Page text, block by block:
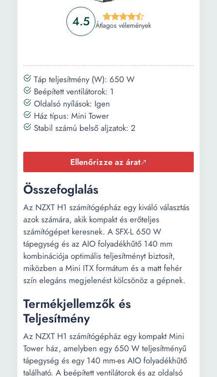
4.5 Átlagos vélemények
Táp teljesítmény (W): 650 W
Beépített ventilátorok: 1
Oldalsó nyílások: Igen
Ház típus: Mini Tower
Stabil számú belső aljzatok: 2
Ellenőrizze az árat
Összefoglalás
Az NZXT H1 számítógépház egy kiváló választás
azok számára, akik kompakt és erőteljes
számítógépet keresnek. A SFX-L 650 W
tápegység és az AIO folyadékhűtő 140 mm
kombinációja optimális teljesítményt biztosít,
miközben a Mini ITX formátum és a matt fehér
szín elegáns megjelenést kölcsönöz a gépnek.
Termékjellemzők és
Teljesítmény
Az NZXT H1 számítógépház egy kompakt Mini
Tower ház, amelyben egy 650 W teljesítményű
tápegység és egy 140 mm-es AIO folyadékhűtő
található. A beépített ventilátorok és az oldalsó